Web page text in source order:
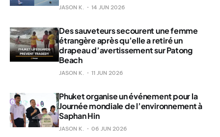
JASON K. 14 JUN 2026
Des sauveteurs secourent une femme
étrangère après qu’elle a retiré un
drapeau d’avertissement sur Patong
Beach
JASON K. 11 JUN 2026
Phuket organise un événement pour la
Journée mondiale de l’environnement à
Saphan Hin
JASON K. 06 JUN 2026